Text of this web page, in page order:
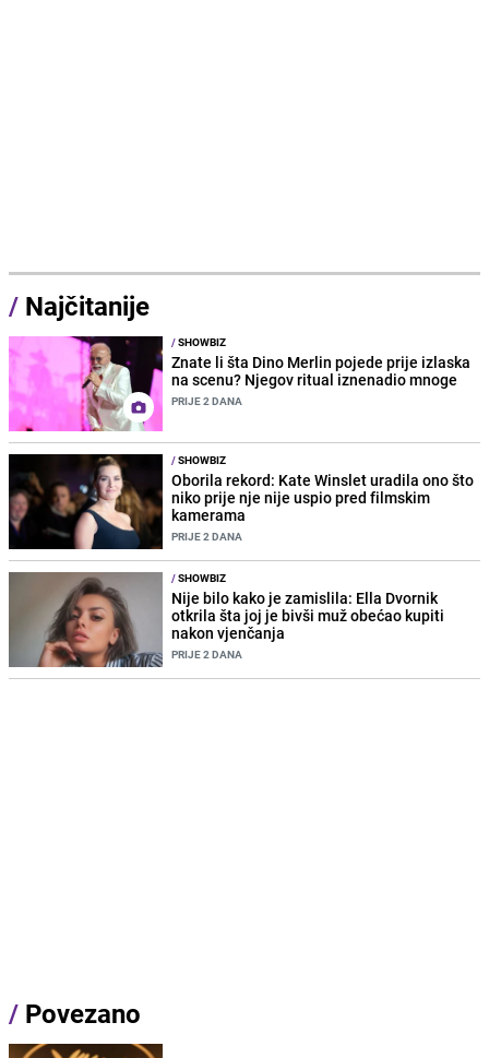
/ Najčitanije
/SHOWBIZ
Znate li šta Dino Merlin pojede prije izlaska
na scenu? Njegov ritual iznenadio mnoge
PRIJE 2 DANA
/SHOWBIZ
Oborila rekord: Kate Winslet uradila ono što
niko prije nje nije uspio pred filmskim
kamerama
PRIJE 2 DANA
/SHOWBIZ
Nije bilo kako je zamislila: Ella Dvornik
otkrila šta joj je bivši muž obećao kupiti
nakon vjenčanja
PRIJE 2 DANA
/ Povezano